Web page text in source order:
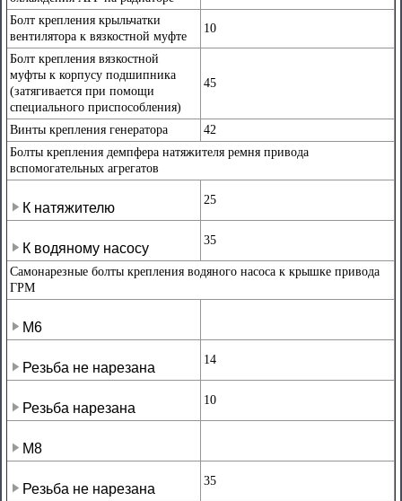
Болт крепления крыльчатки
вентилятора к вязкостной муфте
10
Болт крепления вязкостной
муфты к корпусу подшипника
(затягивается при помощи
специального приспособления)
45
Винты крепления генератора
42
Болты крепления демпфера натяжителя ремня привода
вспомогательных агрегатов
К натяжителю
25
К водяному насосу
35
Самонарезные болты крепления водяного насоса к крышке привода
ГРМ
М6
Резьба не нарезана
14
Резьба нарезана
10
М8
Резьба не нарезана
35